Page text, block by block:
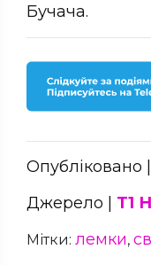
Бучача.
Опубліковано |
Джерело | Т1
Мітки: лемки,